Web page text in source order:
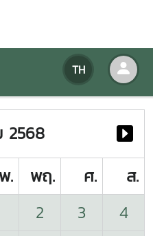
TH
หน่วยงาน
2568
พ. พฤ. ศ.
ส.
2 3
4